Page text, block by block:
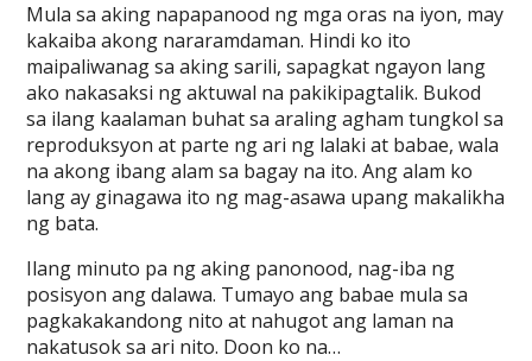
Mula sa aking napapanood ng mga oras na iyon, may
kakaiba akong nararamdaman. Hindi ko ito
maipaliwanag sa aking sarili, sapagkat ngayon lang
ako nakasaksi ng aktuwal na pakikipagtalik. Bukod
sa ilang kaalaman buhat sa araling agham tungkol sa
reproduksyon at parte ng ari ng lalaki at babae, wala
na akong ibang alam sa bagay na ito. Ang alam ko
lang ay ginagawa ito ng mag-asawa upang makalikha
ng bata.
Ilang minuto pa ng aking panonood, nag-iba ng
posisyon ang dalawa. Tumayo ang babae mula sa
pagkakakandong nito at nahugot ang laman na
nakatusok sa ari nito. Doon ko na…